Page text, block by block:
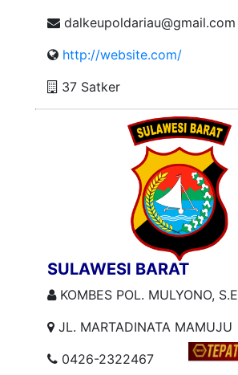
dalkeupoldariau@gmail.com
http://website.com/
37 Satker
SULAWESI BARAT
KOMBES POL. MULYONO, S.E
JL. MARTADINATA MAMUJU
0426-2322467